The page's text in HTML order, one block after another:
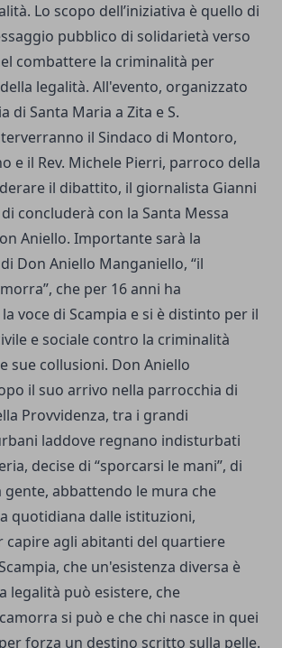
Lo scopo dell’iniziativa è quello di
pubblico di solidarietà verso
combattere la criminalità per
legalità. All'evento, organizzato
di Santa Maria a Zita e S.
il Sindaco di Montoro,
e il Rev. Michele Pierri, parroco della
il dibattito, il giornalista Gianni
di concluderà con la Santa Messa
Aniello. Importante sarà la
Don Aniello Manganiello, “il
che per 16 anni ha
voce di Scampia e si è distinto per il
e sociale contro la criminalità
sue collusioni. Don Aniello
il suo arrivo nella parrocchia di
Provvidenza, tra i grandi
laddove regnano indisturbati
decise di “sporcarsi le mani”, di
gente, abbattendo le mura che
quotidiana dalle istituzioni,
capire agli abitanti del quartiere
che un'esistenza diversa è
legalità può esistere, che
si può e che chi nasce in quei
forza un destino scritto sulla pelle.